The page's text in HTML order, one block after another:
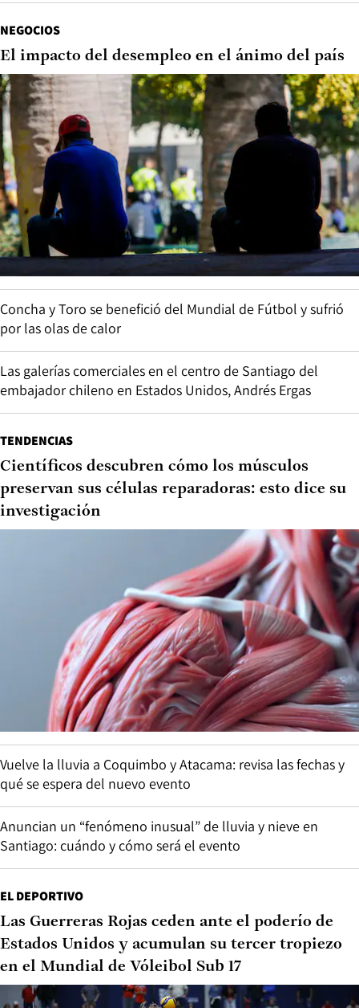
NEGOCIOS
El impacto del desempleo en el ánimo del país
Concha y Toro se benefició del Mundial de Fútbol y sufrió
por las olas de calor
Las galerías comerciales en el centro de Santiago del
embajador chileno en Estados Unidos, Andrés Ergas
TENDENCIAS
Científicos descubren cómo los músculos
preservan sus células reparadoras: esto dice su
investigación
Vuelve la lluvia a Coquimbo y Atacama: revisa las fechas y
qué se espera del nuevo evento
Anuncian un “fenómeno inusual” de lluvia y nieve en
Santiago: cuándo y cómo será el evento
EL DEPORTIVO
Las Guerreras Rojas ceden ante el poderío de
Estados Unidos y acumulan su tercer tropiezo
en el Mundial de Vóleibol Sub 17